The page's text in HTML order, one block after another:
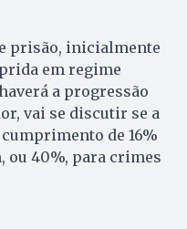
prisão, inicialmente
em regime
a progressão
vai se discutir se a
de 16%
ou 40%, para crimes